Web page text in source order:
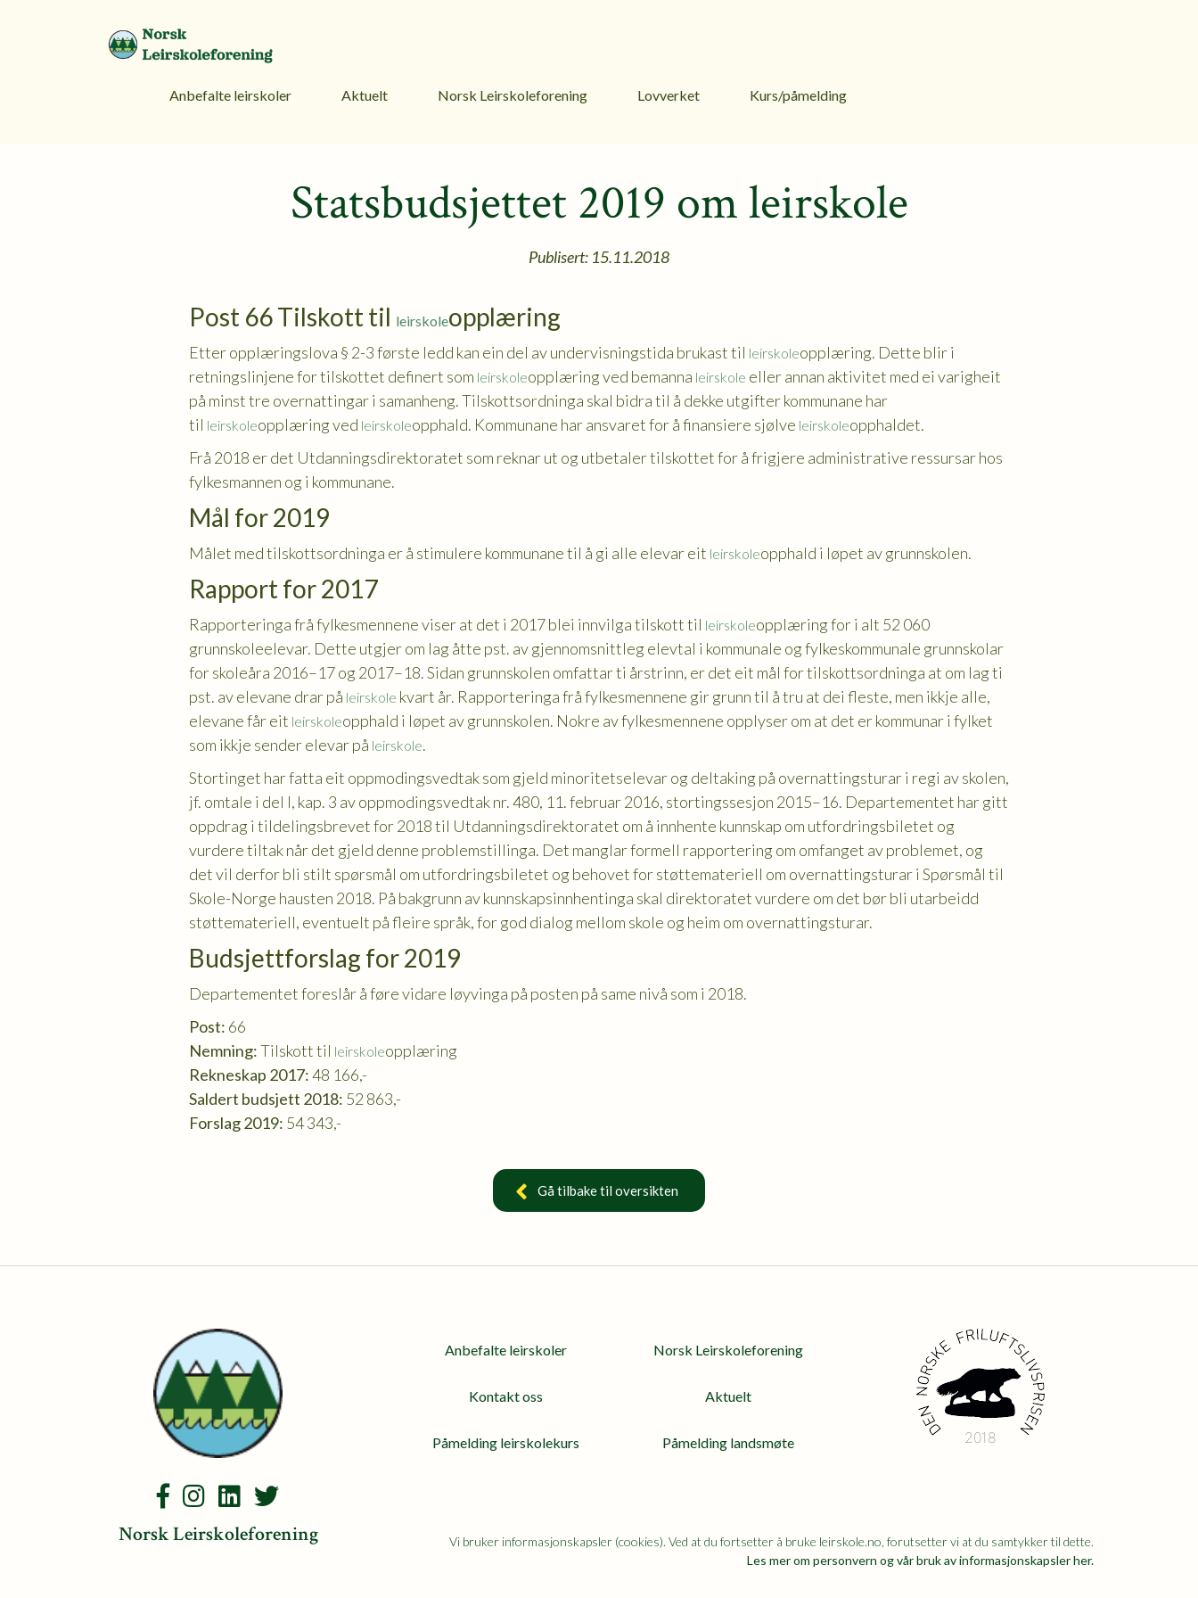
Anbefalte leirskoler Aktuelt Norsk Leirskoleforening Lovverket Kurs/påmelding
Statsbudsjettet 2019 om leirskole
Publisert: 15.11.2018
Post 66 Tilskott til leirskoleopplæring
Etter opplæringslova § 2-3 første ledd kan ein del av undervisningstida brukast til leirskoleopplæring. Dette blir i
retningslinjene for tilskottet definert som leirskoleopplæring ved bemanna leirskole eller annan aktivitet med ei varigheit
på minst tre overnattingar i samanheng. Tilskottsordninga skal bidra til å dekke utgifter kommunane har
til leirskoleopplæring ved leirskoleopphald. Kommunane har ansvaret for å finansiere sjølve leirskoleopphaldet.
Frå 2018 er det Utdanningsdirektoratet som reknar ut og utbetaler tilskottet for å frigjere administrative ressursar hos
fylkesmannen og i kommunane.
Mål for 2019
Målet med tilskottsordninga er å stimulere kommunane til å gi alle elevar eit leirskoleopphald i løpet av grunnskolen.
Rapport for 2017
Rapporteringa frå fylkesmennene viser at det i 2017 blei innvilga tilskott til leirskoleopplæring for i alt 52 060
grunnskoleelevar. Dette utgjer om lag åtte pst. av gjennomsnittleg elevtal i kommunale og fylkeskommunale grunnskolar
for skoleåra 2016–17 og 2017–18. Sidan grunnskolen omfattar ti årstrinn, er det eit mål for tilskottsordninga at om lag ti
pst. av elevane drar på leirskole kvart år. Rapporteringa frå fylkesmennene gir grunn til å tru at dei fleste, men ikkje alle,
elevane får eit leirskoleopphald i løpet av grunnskolen. Nokre av fylkesmennene opplyser om at det er kommunar i fylket
som ikkje sender elevar på leirskole.
Stortinget har fatta eit oppmodingsvedtak som gjeld minoritetselevar og deltaking på overnattingsturar i regi av skolen,
jf. omtale i del I, kap. 3 av oppmodingsvedtak nr. 480, 11. februar 2016, stortingssesjon 2015–16. Departementet har gitt
oppdrag i tildelingsbrevet for 2018 til Utdanningsdirektoratet om å innhente kunnskap om utfordringsbiletet og
vurdere tiltak når det gjeld denne problemstillinga. Det manglar formell rapportering om omfanget av problemet, og
det vil derfor bli stilt spørsmål om utfordringsbiletet og behovet for støttemateriell om overnattingsturar i Spørsmål til
Skole-Norge hausten 2018. På bakgrunn av kunnskapsinnhentinga skal direktoratet vurdere om det bør bli utarbeidd
støttemateriell, eventuelt på fleire språk, for god dialog mellom skole og heim om overnattingsturar.
Budsjettforslag for 2019
Departementet foreslår å føre vidare løyvinga på posten på same nivå som i 2018.
Post: 66
Nemning:Tilskott til leirskoleopplæring
Rekneskap 2017:48 166,-
Saldert budsjett 2018: 52 863,-
Forslag 2019: 54 343,-
Gå tilbake til oversikten
Anbefalte leirskoler Norsk Leirskoleforening
Kontakt oss Aktuelt
Påmelding leirskolekurs Påmelding landsmøte 2018
Norsk Leirskoleforening
Vi bruker informasjonskapsler (cookies). Ved at du fortsetter å bruke leirskole.no, forutsetter vi at du samtykker til dette.
Les mer om personvern og vår bruk av informasjonskapsler her.